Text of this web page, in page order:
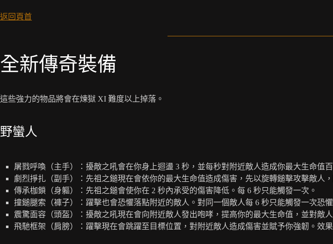
返回頁首
全新傳奇裝備
這些強力的物品將會在煉獄 XI 難度以上掉落。
野蠻人
屠戮呼喚（主手）：擾敵之吼會在你身上迴盪 3 秒，並每秒對附近敵人造成你最大生命值
劇烈掙扎（副手）：先祖之鎚現在會依你的最大生命值造成傷害，先以旋轉鎚擊攻擊敵人
傳承枷鎖（身軀）：先祖之鎚會使你在 2 秒內承受的傷害降低。每 6 秒只能觸發一次。
撞鎚腿索（褲子）：躍擊也會恐懼落點附近的敵人。對同一個敵人每 6 秒只能觸發一次恐懼
震驚面容（頭盔）：擾敵之吼現在會向附近敵人發出咆哮，提高你的最大生命值，並對敵
飛馳框架（肩膀）：躍擊現在會跳躍至目標位置，對附近敵人造成傷害並賦予你強韌。效